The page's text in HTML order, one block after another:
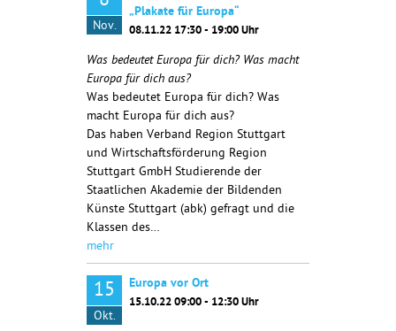
Nov.
„Plakate für Europa“
08.11.22 17:30 - 19:00 Uhr
Was bedeutet Europa für dich? Was macht
Europa für dich aus?
Was bedeutet Europa für dich? Was
macht Europa für dich aus?
Das haben Verband Region Stuttgart
und Wirtschaftsförderung Region
Stuttgart GmbH Studierende der
Staatlichen Akademie der Bildenden
Künste Stuttgart (abk) gefragt und die
Klassen des…
mehr
15
Okt.
Europa vor Ort
15.10.22 09:00 - 12:30 Uhr